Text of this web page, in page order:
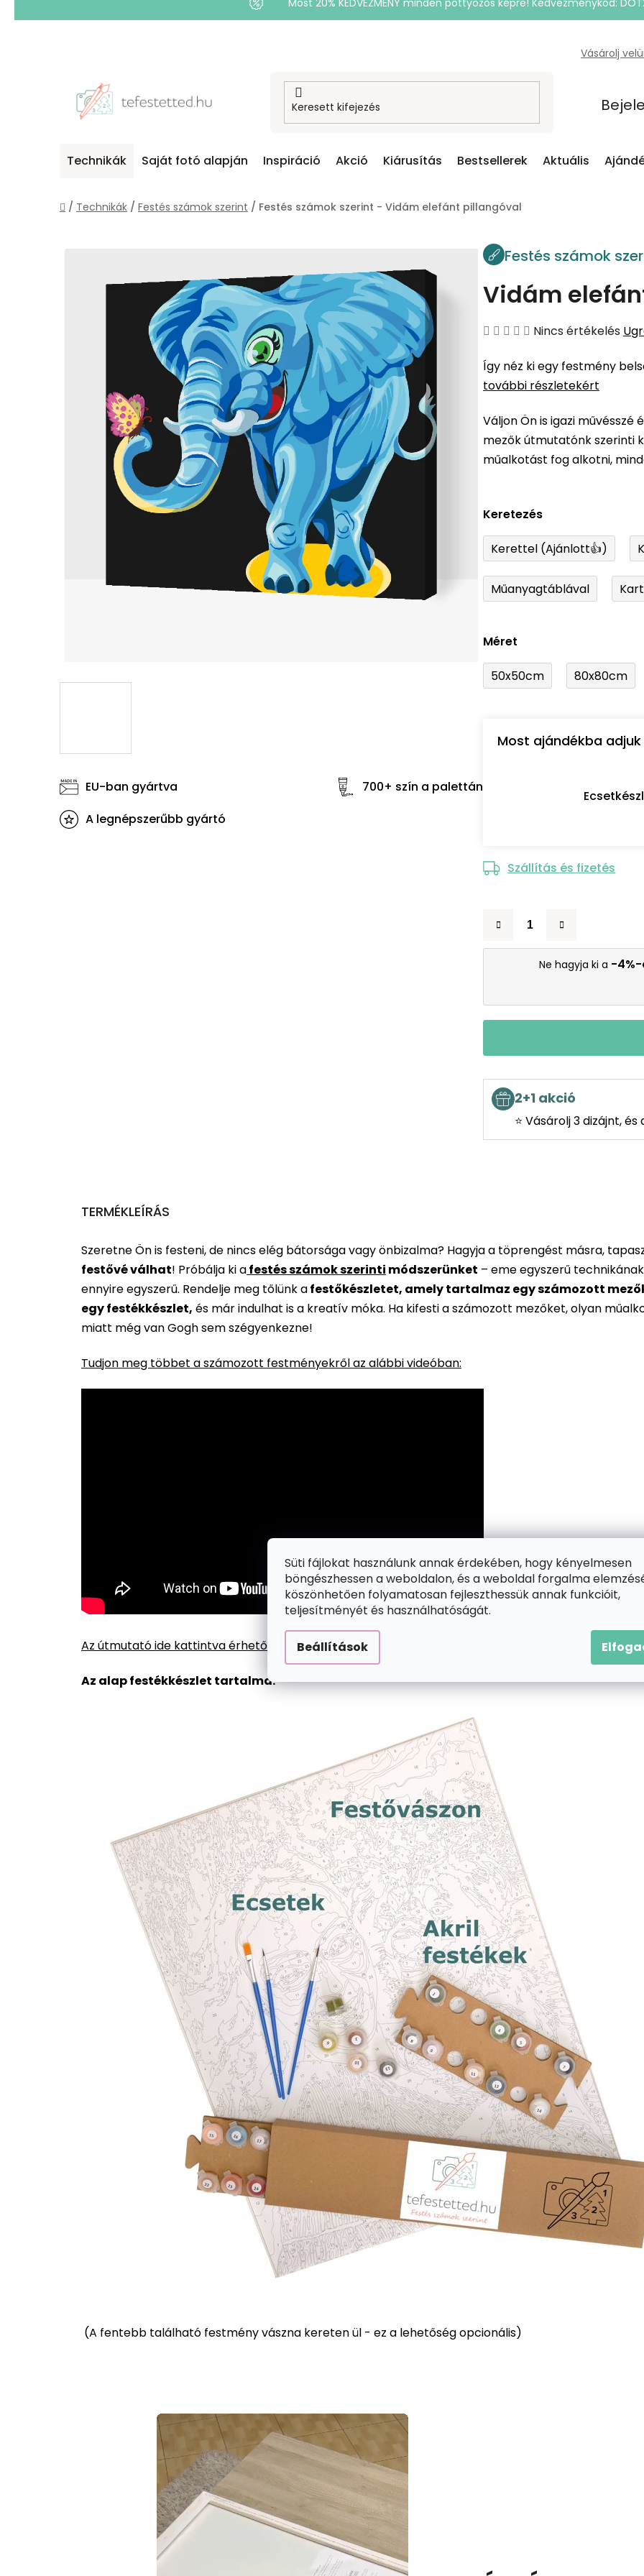
Süti fájlokat használunk annak érdekében, hogy kényelmesen
böngészhessen a weboldalon, és a weboldal forgalma
köszönhetően folyamatosan fejleszthessük annak funkcióit,
teljesítményét és használhatóságát.
Beállítások
Most 20% KEDVEZMÉNY minden pöttyözős képre! Kedvezménykód:
Vásárolj
Technikák Saját fotó alapján Inspiráció Akció Kiárusítás Bestsellerek Aktuális
Kezdőlap
/ Technikák / Festés számok szerint / Festés számok szerint - Vidám elefánt pillangóval
Festés számok
Vidám
A
átlagos
értékelése
ből
0,0
csillag.
Nincs értékelés
Így néz ki egy festmény
további részletekért
Váljon Ön is igazi
mezők útmutatónk szerinti
műalkotást fog alkotni,
Keretezés
Kerettel (Ajánlott👍)
Műanyagtáblával
Méret
50x50cm 80x80cm
Most ajándékba
Szállítás és fizetés
Ne hagyja ki a -
2+1 akció
⭐ Vásárolj 3 dizájnt,
EU-ban gyártva
700+ szín a palettán
A legnépszerűbb gyártó
TERMÉKLEÍRÁS
Szeretne Ön is festeni, de nincs elég bátorsága vagy önbizalma? Hagyja a töprengést másra,
festővé válhat! Próbálja ki afestés számok szerinti módszerünket – eme egyszerű
ennyire egyszerű. Rendelje meg tőlünk afestőkészletet, amely tartalmaz egy számozott
egy festékkészlet, és már indulhat is a kreatív móka. Ha kifesti a számozott mezőket, olyan
miatt még van Gogh sem szégyenkezne!
Tudjon meg többet a számozott festményekről az alábbi videóban:
Az útmutató ide kattintva érhető el.
Az alap festékkészlet tartalma:
(A fentebb található festmény vászna kereten ül - ez a lehetőség opcionális)